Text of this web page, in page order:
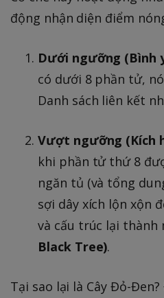
động nhận diện điểm
Dưới ngưỡng (Bình
có dưới 8 phần tử,
Danh sách liên kết
Vượt ngưỡng (Kích
khi phần tử thứ 8
ngăn tủ (và tổng
sợi dây xích lộn xộn
và cấu trúc lại thành
Black Tree).
Tại sao lại là Cây Đỏ-